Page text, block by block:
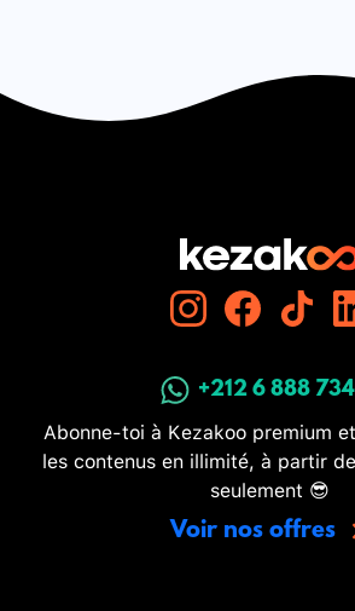
+212 6 888
Abonne-toi à Kezakoo premium
les contenus en illimité, à partir de
seulement 😎
Voir nos offres